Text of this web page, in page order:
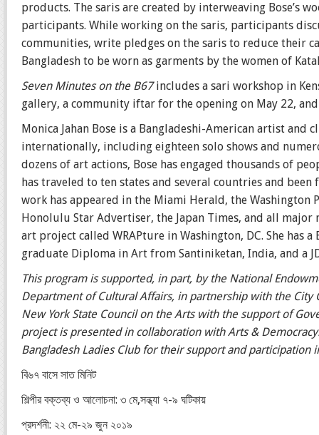
products. The saris are created by interweaving Bose’s
participants. While working on the saris, participants
communities, write pledges on the saris to reduce their
Bangladesh to be worn as garments by the women of
Seven Minutes on the B67includes a sari workshop in
gallery, a community iftar for the opening on May 22,
Monica Jahan Bose is a Bangladeshi-American artist
internationally, including eighteen solo shows and
dozens of art actions, Bose has engaged thousands of
has traveled to ten states and several countries and
work has appeared in the Miami Herald, the Washington
Honolulu Star Advertiser, the Japan Times, and all major
art project called WRAPture in Washington, DC. She has
graduate Diploma in Art from Santiniketan, India, and a
This program is supported, in part, by the National
Department of Cultural Affairs, in partnership with the City
New York State Council on the Arts with the support of
project is presented in collaboration with Arts &
Bangladesh Ladies Club for their support and participation
বি৬৭ বাসে সাত মিনিট
শিল্পীর বক্তব্য ও আলোচনা: ৩ মে,সন্ধ্যা ৭-৯ ঘটিকায়
প্রদর্শনী: ২২ মে-২৯ জুন ২০১৯